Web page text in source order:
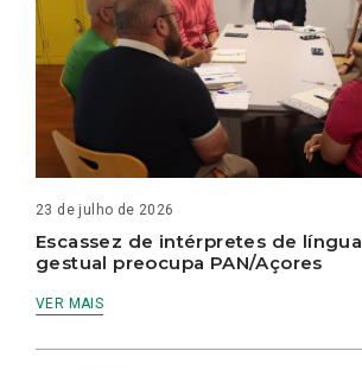
23 de julho de 2026
Escassez de intérpretes de língua
gestual preocupa PAN/Açores
VER MAIS